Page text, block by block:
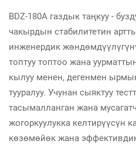
кампингде
идеалдуу. Унун
көрүнүшү
реттелген түстөр
де көрүнүшүн
өзгөртүүгө
арналат.
BDZ-180A газдык таңкуу -
чакырдын стабилитетин
инженердик
топтуу топтоо жана
кылуу менен, дегенмен
тууралуу. Учунан сыяктуу
тасымалланган жана
жогоркуулукка келтирүүсүн
көзөмөйөк жана